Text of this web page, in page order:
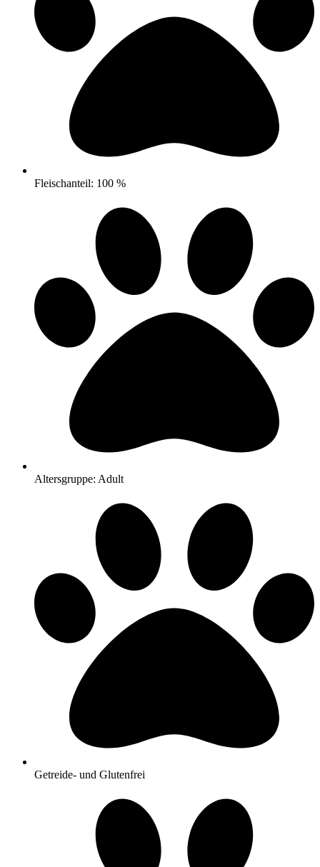
Fleischanteil: 100 %
Altersgruppe: Adult
Getreide- und Glutenfrei